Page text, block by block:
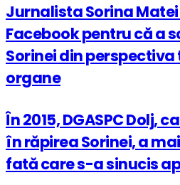
Jurnalista Sorina
Facebook pentru că a
Sorinei din
organe
În 2015, DGASPC Dolj,
în răpirea Sorinei, a
fată care s-a sinucis